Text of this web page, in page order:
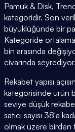
Pamuk & Disk,
kategoridir. Son
büyüklüğünde bir
Kategoride
bin arasında
civarında seyrediyor.
Rekabet yapısı
kategorisinde ürün
seviye düşük
satıcı sayısı 38'a
olmak üzere birden